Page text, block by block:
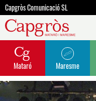
Capgròs Comunicació SL
Mataró Maresme